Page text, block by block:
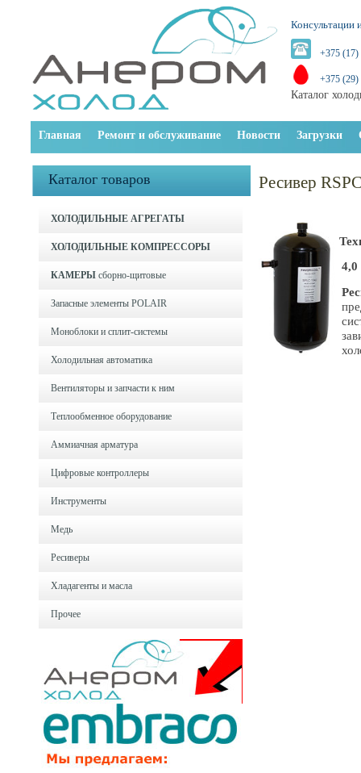
Консультации
+375 (17)
+375 (29)
Каталог
Главная Ремонт и обслуживание Новости Загрузки
Каталог товаров
ХОЛОДИЛЬНЫЕ АГРЕГАТЫ
ХОЛОДИЛЬНЫЕ КОМПРЕССОРЫ
КАМЕРЫ сборно-щитовые
Запасные элементы POLAIR
Моноблоки и cплит-системы
Холодильная автоматика
Вентиляторы и запчасти к ним
Теплообменное оборудование
Аммиачная арматура
Цифровые контроллеры
Инструменты
Медь
Ресиверы
Хладагенты и масла
Прочее
Ресивер
4,0